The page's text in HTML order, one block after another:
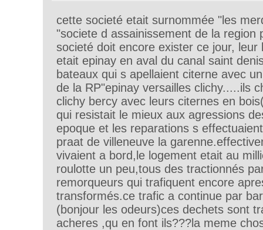
cette societé etait surnommée "les
"societe d assainissement de la region
societé doit encore exister ce jour, leur
etait epinay en aval du canal saint
bateaux qui s apellaient citerne avec
de la RP"epinay versailles clichy.....ils
clichy bercy avec leurs citernes en
qui resistait le mieux aux agressions
epoque et les reparations s
praat de villeneuve la
vivaient a bord,le logement etait au
roulotte un peu,tous des tractionnés
remorqueurs qui trafiquent encore
transformés.ce trafic a continue par
(bonjour les odeurs)ces dechets sont
acheres ,qu en font ils???la meme